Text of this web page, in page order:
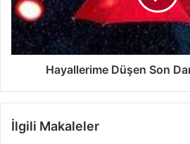
Hayallerime Düşen Son
İlgili Makaleler